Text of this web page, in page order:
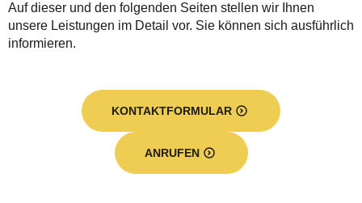
Auf dieser und den folgenden Seiten stellen wir Ihnen
unsere Leistungen im Detail vor. Sie können sich ausführlich
informieren.
KONTAKTFORMULAR
ANRUFEN